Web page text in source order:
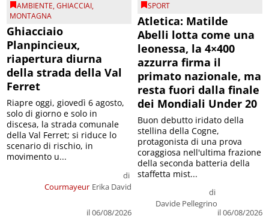
AMBIENTE,GHIACCIAI,
MONTAGNA
Ghiacciaio
Planpincieux,
riapertura diurna
della strada della Val
Ferret
Courmayeur
di
Erika David
il 06/08/2026
Riapre oggi, giovedì 6 agosto,
solo di giorno e solo in
discesa, la strada comunale
della Val Ferret; si riduce lo
scenario di rischio, in
movimento u...
SPORT
Atletica: Matilde
Abelli lotta come una
leonessa, la 4×400
azzurra firma il
primato nazionale, ma
resta fuori dalla finale
dei Mondiali Under 20
di
Davide Pellegrino
il 06/08/2026
Buon debutto iridato della
stellina della Cogne,
protagonista di una prova
coraggiosa nell'ultima frazione
della seconda batteria della
staffetta mist...